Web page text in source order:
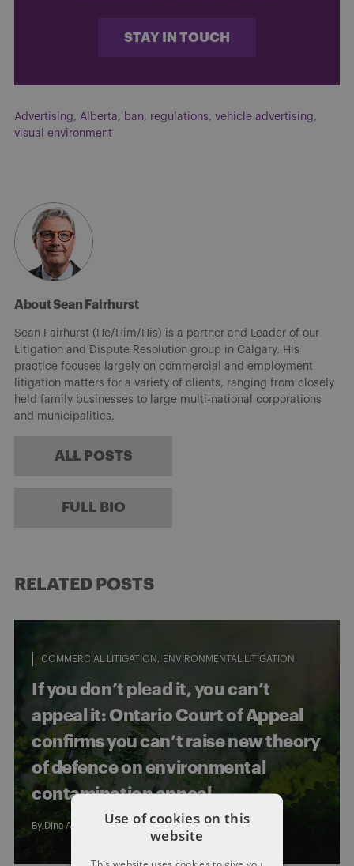
STAY IN TOUCH
Advertising, Alberta, ban, regulations, vehicle advertising,
visual environment
About Sean Fairhurst
Sean Fairhurst (He/Him/His) is a partner and Leader of our
Litigation and Dispute Resolution group in Calgary. His
practice focuses largely on commercial and employment
litigation matters for a variety of clients, ranging from closely
held family businesses to large multi-national corporations
and municipalities.
ALL POSTS
FULL BIO
RELATED POSTS
COMMERCIAL LITIGATION ENVIRONMENTAL LITIGATION
If you don’t plead it, you can’t
appeal it: Ontario Court of Appeal
confirms you can’t raise new theory
of defence on environmental
contamination appeal
By Dina Awad andKathryn Gullason
Use of cookies on this
website